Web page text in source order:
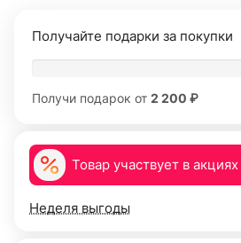
Получайте подарки за покупки
Получи подарок от 2 200 ₽
Товар участвует в акциях
Неделя выгоды